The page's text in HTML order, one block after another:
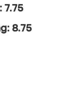
7.75
8.75